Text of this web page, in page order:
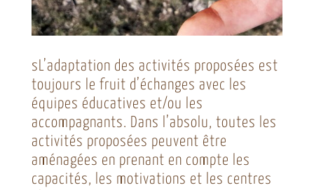
sL’adaptation des activités proposées est
toujours le fruit d’échanges avec les
équipes éducatives et/ou les
accompagnants. Dans l’absolu, toutes les
activités proposées peuvent être
aménagées en prenant en compte les
capacités, les motivations et les centres